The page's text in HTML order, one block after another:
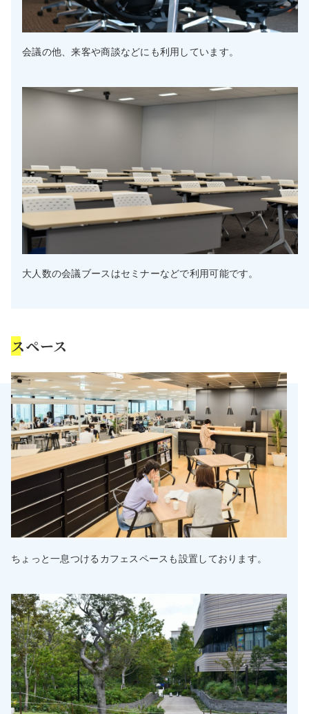
会議の他、来客や商談などにも利用しています。
大人数の会議ブースはセミナーなどで利用可能です。
スペース
ちょっと一息つけるカフェスペースも設置しております。